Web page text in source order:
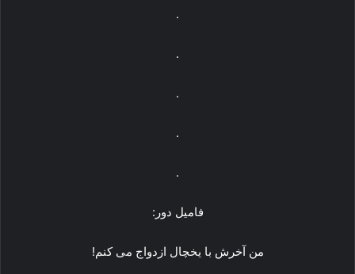
.
.
.
.
.
فامیل دور:
من آخرش با یخچال ازدواج می کنم!